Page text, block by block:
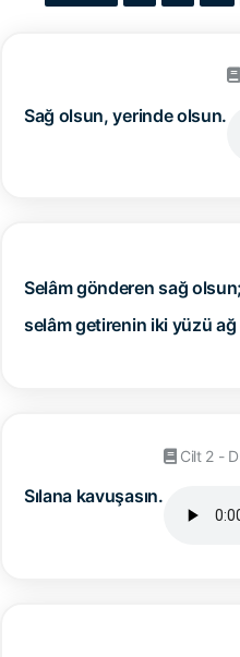
Sağ olsun, yerinde olsun.
Selâm gönderen sağ olsun;
selâm getirenin iki yüzü
Sılana kavuşasın.
Cilt 2 -